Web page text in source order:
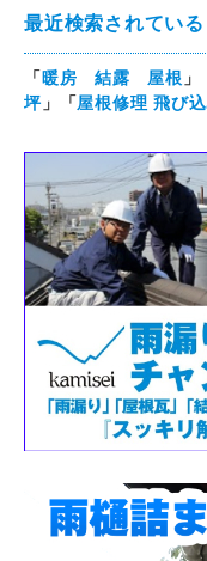
最近検索されている
「暖房 結露 屋根 」
坪」「屋根修理 飛び